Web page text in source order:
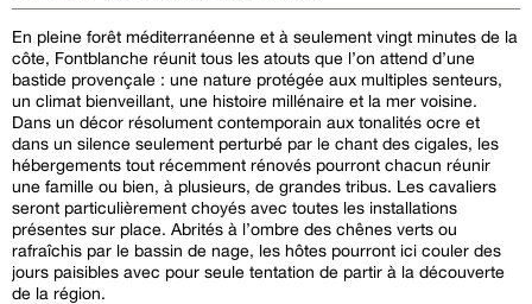
En pleine forêt méditerranéenne et à seulement vingt minutes de la
côte, Fontblanche réunit tous les atouts que l’on attend d’une
bastide provençale : une nature protégée aux multiples senteurs,
un climat bienveillant, une histoire millénaire et la mer voisine.
Dans un décor résolument contemporain aux tonalités ocre et
dans un silence seulement perturbé par le chant des cigales, les
hébergements tout récemment rénovés pourront chacun réunir
une famille ou bien, à plusieurs, de grandes tribus. Les cavaliers
seront particulièrement choyés avec toutes les installations
présentes sur place. Abrités à l’ombre des chênes verts ou
rafraîchis par le bassin de nage, les hôtes pourront ici couler des
jours paisibles avec pour seule tentation de partir à la découverte
de la région.